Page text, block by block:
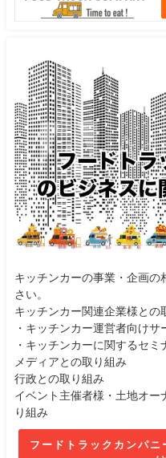
キッチンカーの事業・企画の
さい。
キッチンカー関連企業様との
・キッチンカー運営者向けサ
・キッチンカーに関するセミ
メディアとの取り組み
行政との取り組み
イベント主催者様・土地オー
り組み
フードトラックカンパニ